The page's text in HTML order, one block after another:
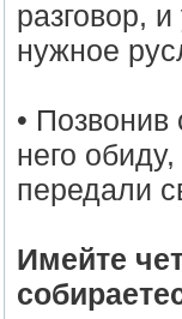
разговор,
нужное
•
него
передали
Имейте